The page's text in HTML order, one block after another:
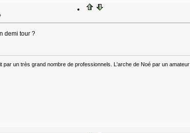
demi tour ?
un très grand nombre de professionnels. L'arche de Noé par un amateur .